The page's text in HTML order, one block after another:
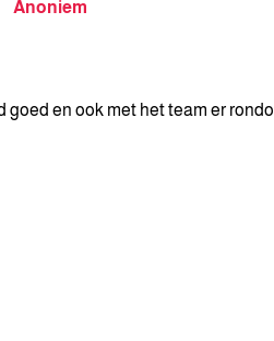
Anoniem
goed en ook met het team er